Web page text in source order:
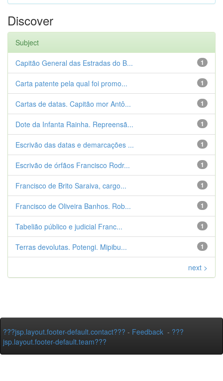
Discover
Subject
1
Capitão General das Estradas do B...
1
Carta patente pela qual foi promo...
1
Cartas de datas. Capitão mor Antô...
1
Dote da Infanta Rainha. Repreensã...
1
Escrivão das datas e demarcações ...
1
Escrivão de órfãos Francisco Rodr...
1
Francisco de Brito Saraiva, cargo...
1
Francisco de Oliveira Banhos. Rob...
1
Tabelião público e judicial Franc...
1
Terras devolutas. Potengi. Mipibu...
next >
???jsp.layout.footer-default.contact??? - Feedback - ???
jsp.layout.footer-default.team???